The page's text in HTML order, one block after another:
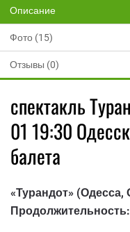
Описание
Фото (15)
Отзывы (0)
спектакль
01 19:30
балета
«Турандот»
Продолжительность: